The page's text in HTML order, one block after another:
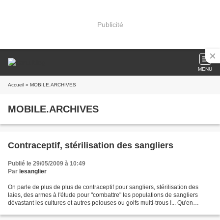
Publicité
MENU
Accueil » MOBILE.ARCHIVES
MOBILE.ARCHIVES
Contraceptif, stérilisation des sangliers
Publié le 29/05/2009 à 10:49
Par lesanglier
On parle de plus de plus de contraceptif pour sangliers, stérilisation des
laies, des armes à l'étude pour "combattre" les populations de sangliers
dévastant les cultures et autres pelouses ou golfs multi-trous !... Qu'en